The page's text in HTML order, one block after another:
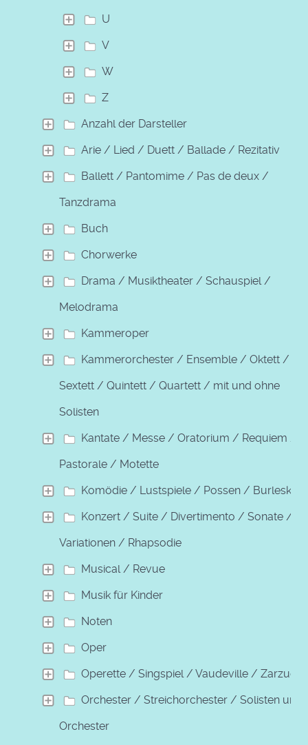
U
V
W
Z
Anzahl der Darsteller
Arie / Lied / Duett / Ballade / Rezitativ
Ballett / Pantomime / Pas de deux /
Tanzdrama
Buch
Chorwerke
Drama / Musiktheater / Schauspiel /
Melodrama
Kammeroper
Kammerorchester / Ensemble / Oktett /
Sextett / Quintett / Quartett / mit und ohne
Solisten
Kantate / Messe / Oratorium / Requiem /
Pastorale / Motette
Komödie / Lustspiele / Possen / Burleske
Konzert / Suite / Divertimento / Sonate /
Variationen / Rhapsodie
Musical / Revue
Musik für Kinder
Noten
Oper
Operette / Singspiel / Vaudeville / Zarzuela
Orchester / Streichorchester / Solisten und
Orchester